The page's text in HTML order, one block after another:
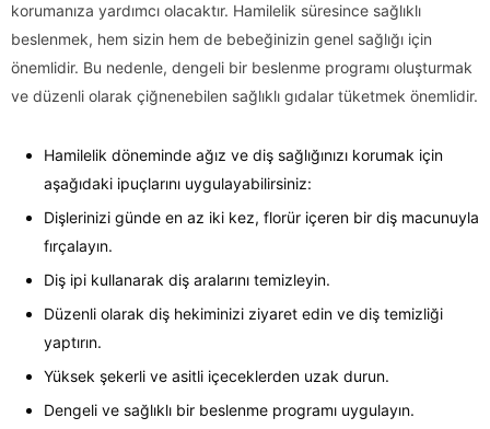
korumanıza yardımcı olacaktır. Hamilelik süresince sağlıklı
beslenmek, hem sizin hem de bebeğinizin genel sağlığı için
önemlidir. Bu nedenle, dengeli bir beslenme programı oluşturmak
ve düzenli olarak çiğnenebilen sağlıklı gıdalar tüketmek önemlidir.
Hamilelik döneminde ağız ve diş sağlığınızı korumak için
aşağıdaki ipuçlarını uygulayabilirsiniz:
Dişlerinizi günde en az iki kez, florür içeren bir diş macunuyla
fırçalayın.
Diş ipi kullanarak diş aralarını temizleyin.
Düzenli olarak diş hekiminizi ziyaret edin ve diş temizliği
yaptırın.
Yüksek şekerli ve asitli içeceklerden uzak durun.
Dengeli ve sağlıklı bir beslenme programı uygulayın.